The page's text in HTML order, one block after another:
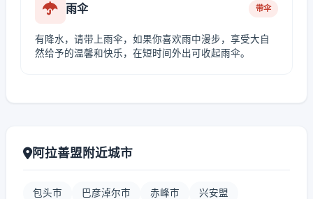
雨伞 带伞
有降水，请带上雨伞，如果你喜欢雨中漫步，享受大自
然给予的温馨和快乐，在短时间外出可收起雨伞。
阿拉善盟附近城市
包头市 巴彦淖尔市 赤峰市 兴安盟